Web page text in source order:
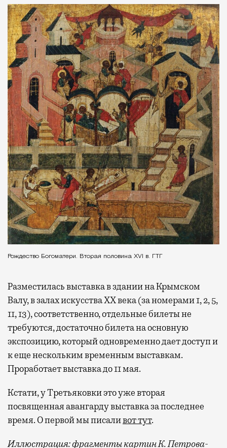
Рождество Богоматери. Вторая половина XVI в. ГТГ
Разместилась выставка в здании на Крымском
Валу, в залах искусства XX века (за номерами 1, 2, 5,
11, 13), соответственно, отдельные билеты не
требуются, достаточно билета на основную
экспозицию, который одновременно дает доступ и
к еще нескольким временным выставкам.
Проработает выставка до 11 мая.
Кстати, у Третьяковки это уже вторая
посвященная авангарду выставка за последнее
время. О первой мы писаливот тут.
Иллюстрация: фрагменты картин К. Петрова-